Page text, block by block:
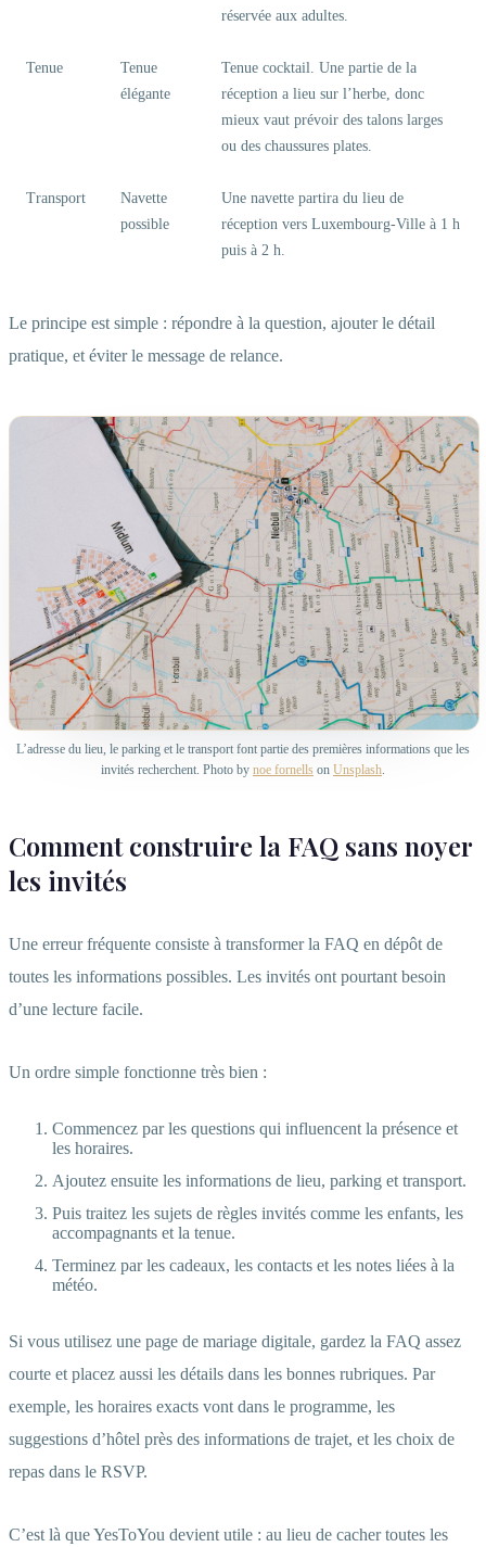
réservée aux adultes.
Tenue
Tenue
élégante
Tenue cocktail. Une partie de la
réception a lieu sur l’herbe, donc
mieux vaut prévoir des talons larges
ou des chaussures plates.
Transport
Navette
possible
Une navette partira du lieu de
réception vers Luxembourg-Ville à 1 h
puis à 2 h.
Le principe est simple : répondre à la question, ajouter le détail
pratique, et éviter le message de relance.
L’adresse du lieu, le parking et le transport font partie des premières informations que les
invités recherchent. Photo by noe fornells on Unsplash.
Comment construire la FAQ sans noyer
les invités
Une erreur fréquente consiste à transformer la FAQ en dépôt de
toutes les informations possibles. Les invités ont pourtant besoin
d’une lecture facile.
Un ordre simple fonctionne très bien :
Commencez par les questions qui influencent la présence et
les horaires.
Ajoutez ensuite les informations de lieu, parking et transport.
Puis traitez les sujets de règles invités comme les enfants, les
accompagnants et la tenue.
Terminez par les cadeaux, les contacts et les notes liées à la
météo.
Si vous utilisez une page de mariage digitale, gardez la FAQ assez
courte et placez aussi les détails dans les bonnes rubriques. Par
exemple, les horaires exacts vont dans le programme, les
suggestions d’hôtel près des informations de trajet, et les choix de
repas dans le RSVP.
C’est là que YesToYou devient utile : au lieu de cacher toutes les